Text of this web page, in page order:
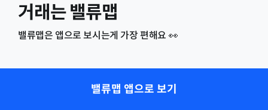
거래는 밸류맵
밸류맵은 앱으로 보시는게 가장 편해요 👀
밸류맵 앱으로 보기